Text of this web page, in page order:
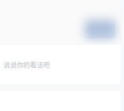
说说你的看法吧